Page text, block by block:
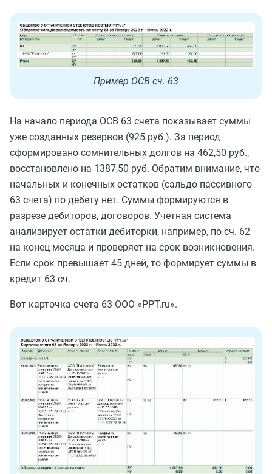
Пример ОСВ сч. 63
На начало периода ОСВ 63 счета показывает суммы
уже созданных резервов (925 руб.). За период
сформировано сомнительных долгов на 462,50 руб.,
восстановлено на 1387,50 руб. Обратим внимание, что
начальных и конечных остатков (сальдо пассивного
63 счета) по дебету нет. Суммы формируются в
разрезе дебиторов, договоров. Учетная система
анализирует остатки дебиторки, например, по сч. 62
на конец месяца и проверяет на срок возникновения.
Если срок превышает 45 дней, то формирует суммы в
кредит 63 сч.
Вот карточка счета 63 ООО «PPT.ru».